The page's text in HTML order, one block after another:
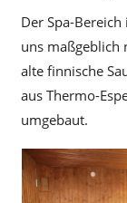
Der Spa-
uns maßgeblich
alte finnische
aus Thermo-
umgebaut.